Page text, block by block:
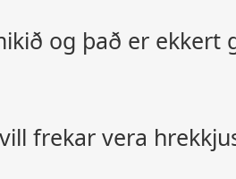
og það er ekkert
frekar vera